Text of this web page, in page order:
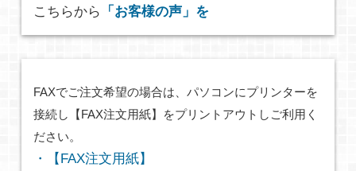
こちらから 「お客様の声」を
FAXでご注文希望の場合は、パソコンにプリンターを
接続し【FAX注文用紙】をプリントアウトしご利用く
ださい。
・【FAX注文用紙】